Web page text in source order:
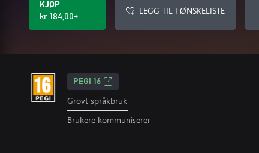
KJØP
kr 184,00+
LEGG TIL I ØNSKELISTE
PEGI 16
Grovt språkbruk
Brukere kommuniserer